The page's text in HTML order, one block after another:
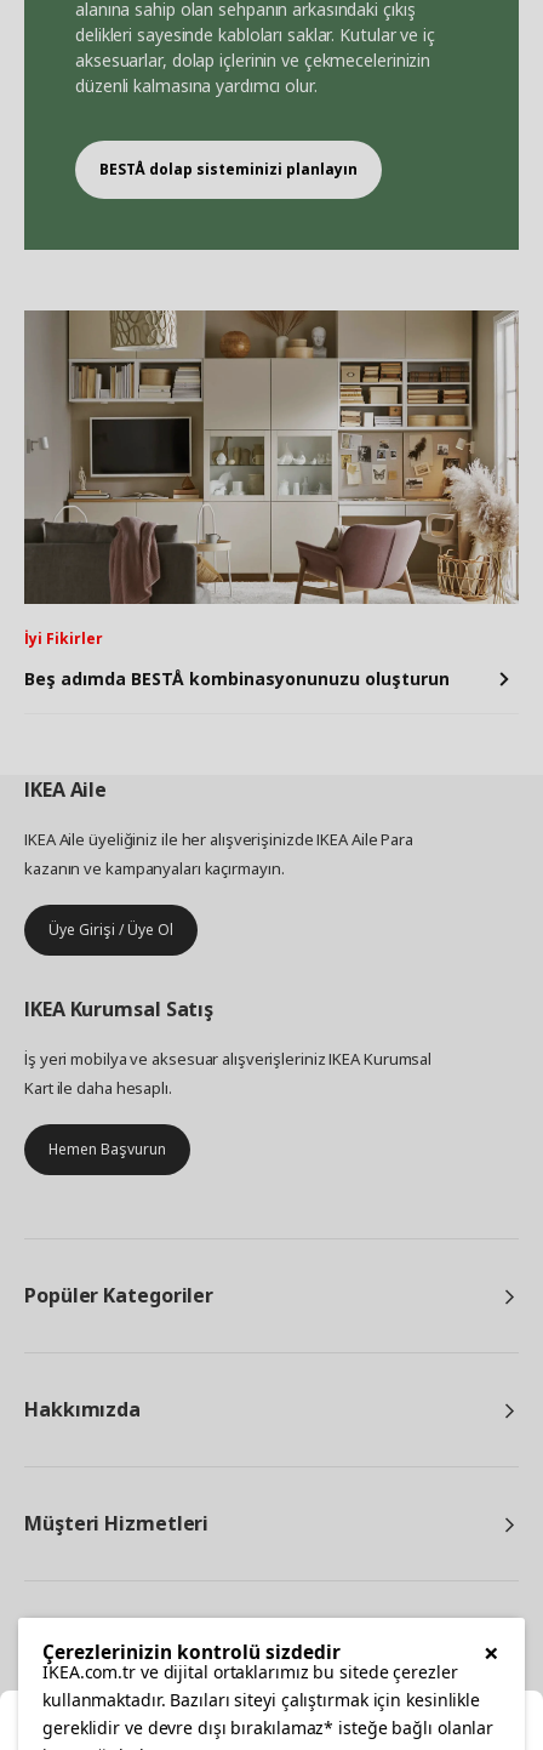
alanına sahip olan sehpanın arkasındaki çıkış
delikleri sayesinde kabloları saklar. Kutular ve iç
aksesuarlar, dolap içlerinin ve çekmecelerinizin
düzenli kalmasına yardımcı olur.
BESTÅ dolap sisteminizi planlayın
İyi Fikirler
Beş adımda BESTÅ kombinasyonunuzu oluşturun
IKEAAile
IKEA Aile üyeliğiniz ile her alışverişinizde IKEA Aile Para
kazanın ve kampanyaları kaçırmayın.
Üye Girişi / Üye Ol
IKEA Kurumsal Satış
İş yeri mobilya ve aksesuar alışverişleriniz IKEA Kurumsal
Kart ile daha hesaplı.
Hemen Başvurun
Popüler Kategoriler
Hakkımızda
Müşteri Hizmetleri
×
Çerezlerinizin kontrolü sizdedir
IKEA.com.tr ve dijital ortaklarımız bu sitede çerezler
kullanmaktadır. Bazıları siteyi çalıştırmak için kesinlikle
gereklidir ve devre dışı bırakılamaz* isteğe bağlı olanlar